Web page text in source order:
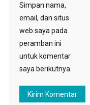
Simpan nama,
email, dan situs
web saya pada
peramban ini
untuk komentar
saya berikutnya.